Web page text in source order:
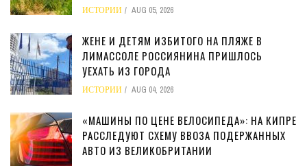
ИСТОРИИ AUG 05, 2026
ЖЕНЕ И ДЕТЯМ ИЗБИТОГО НА ПЛЯЖЕ В
ЛИМАССОЛЕ РОССИЯНИНА ПРИШЛОСЬ
УЕХАТЬ ИЗ ГОРОДА
ИСТОРИИ AUG 04, 2026
«МАШИНЫ ПО ЦЕНЕ ВЕЛОСИПЕДА»: НА КИПРЕ
РАССЛЕДУЮТ СХЕМУ ВВОЗА ПОДЕРЖАННЫХ
АВТО ИЗ ВЕЛИКОБРИТАНИИ